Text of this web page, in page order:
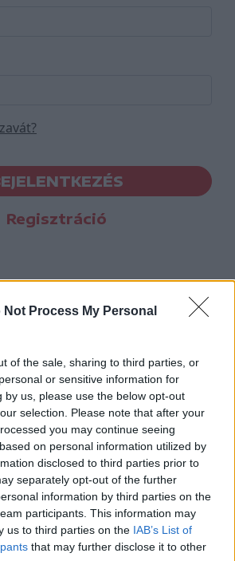
Not Process My Personal
of the sale, sharing to third parties, or
or sensitive information for
by us, please use the below opt-out
selection. Please note that after your
you may continue seeing
on personal information utilized by
disclosed to third parties prior to
separately opt-out of the further
information by third parties on the
participants. This information may
us to third parties on the IAB’s List of
that may further disclose it to other
Regisztráció
tájékoztató
tájékoztató
szabályzat